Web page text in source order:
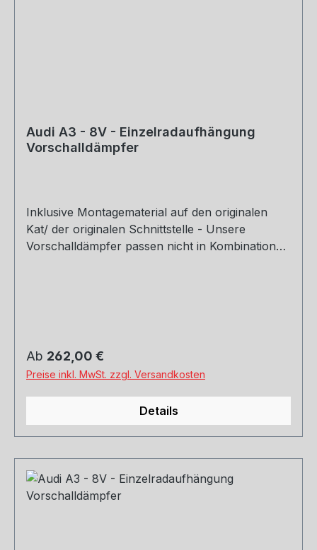
Audi A3 - 8V - Einzelradaufhängung
Vorschalldämpfer
Inklusive Montagematerial auf den originalen
Kat/ der originalen Schnittstelle - Unsere
Vorschalldämpfer passen nicht in Kombination
Gutachten (eintragungsfrei)
Regulärer Preis:
Ab 262,00 €
Preise inkl. MwSt. zzgl. Versandkosten
Details